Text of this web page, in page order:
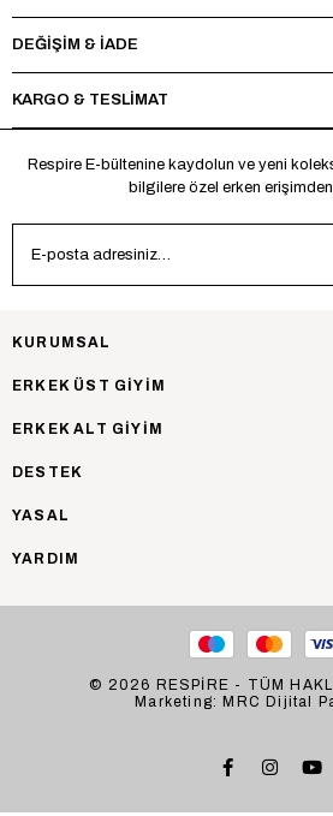
DEĞİŞİM & İADE
KARGO & TESLİMAT
Respire E-bültenine kaydolun ve yeni
bilgilere özel erken erişimden
KURUMSAL
ERKEK ÜST GİYİM
ERKEK ALT GİYİM
DESTEK
YASAL
YARDIM
© 2026 RESPİRE - TÜM
Marketing: MRC Dijital